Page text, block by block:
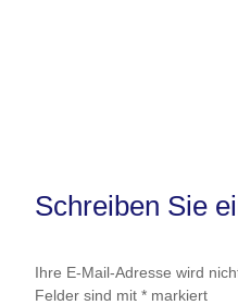
Schreiben Sie
Ihre E-Mail-Adresse wird
Felder sind mit *markiert